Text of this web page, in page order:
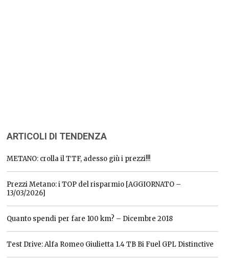
ARTICOLI DI TENDENZA
METANO: crolla il TTF, adesso giù i prezzi!!!
Prezzi Metano: i TOP del risparmio [AGGIORNATO –
13/03/2026]
Quanto spendi per fare 100 km? – Dicembre 2018
Test Drive: Alfa Romeo Giulietta 1.4 TB Bi Fuel GPL Distinctive